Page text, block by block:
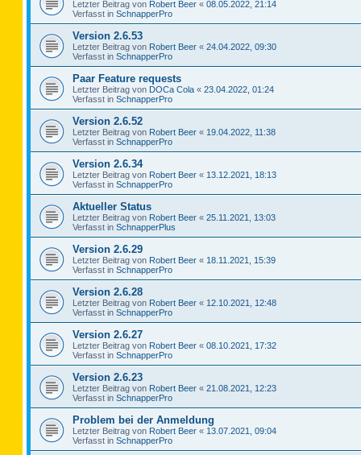
Letzter Beitrag von Robert Beer « 08.05.2022, 21:14
Verfasst in SchnapperPro
Version 2.6.53
Letzter Beitrag von Robert Beer « 24.04.2022, 09:30
Verfasst in SchnapperPro
Paar Feature requests
Letzter Beitrag von DOCa Cola « 23.04.2022, 01:24
Verfasst in SchnapperPro
Version 2.6.52
Letzter Beitrag von Robert Beer « 19.04.2022, 11:38
Verfasst in SchnapperPro
Version 2.6.34
Letzter Beitrag von Robert Beer « 13.12.2021, 18:13
Verfasst in SchnapperPro
Aktueller Status
Letzter Beitrag von Robert Beer « 25.11.2021, 13:03
Verfasst in SchnapperPlus
Version 2.6.29
Letzter Beitrag von Robert Beer « 18.11.2021, 15:39
Verfasst in SchnapperPro
Version 2.6.28
Letzter Beitrag von Robert Beer « 12.10.2021, 12:48
Verfasst in SchnapperPro
Version 2.6.27
Letzter Beitrag von Robert Beer « 08.10.2021, 17:32
Verfasst in SchnapperPro
Version 2.6.23
Letzter Beitrag von Robert Beer « 21.08.2021, 12:23
Verfasst in SchnapperPro
Problem bei der Anmeldung
Letzter Beitrag von Robert Beer « 13.07.2021, 09:04
Verfasst in SchnapperPro